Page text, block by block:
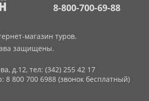
8-800-700-69-88
магазин туров.
защищены.
д.12, тел: (342) 255 42 17
800 700 6988 (звонок бесплатный)